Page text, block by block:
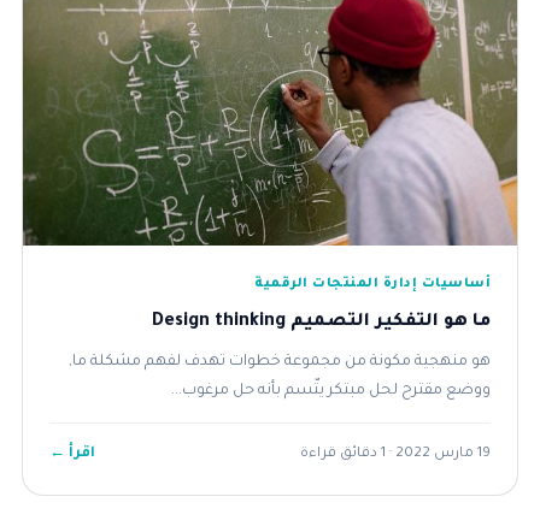
أساسيات إدارة المنتجات الرقمية
ما هو التفكير التصميم Design thinking
هو منهجية مكونة من مجموعة خطوات تهدف لفهم مشكلة ما,
ووضع مقترح لحل مبتكر يتّسم بأنه حل مرغوب...
19 مارس 2022 · 1 دقائق قراءة اقرأ ←